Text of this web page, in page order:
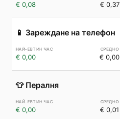
€ 0,08 € 0,37
📱 Зареждане на телефон
€ 0,00 € 0,00
👕 Пералня
€ 0,00 € 0,01